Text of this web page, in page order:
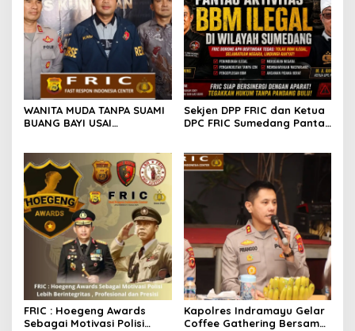
WANITA MUDA TANPA SUAMI
BUANG BAYI USAI
Sekjen DPP FRIC dan Ketua
DPC FRIC Sumedang Pantau
Sumedang, Minta APH
Bertindak Tegas
FRIC : Hoegeng Awards
Sebagai Motivasi Polisi
Kapolres Indramayu Gelar
Coffee Gathering Bersama